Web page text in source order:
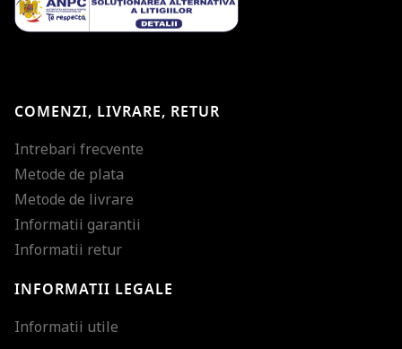
COMENZI, LIVRARE, RETUR
Intrebari frecvente
Metode de plata
Metode de livrare
Informatii garantii
Informatii retur
INFORMATII LEGALE
Informatii utile